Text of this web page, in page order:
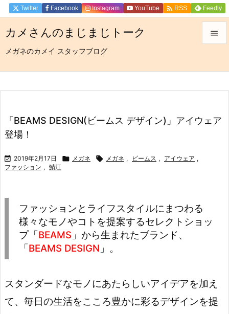
カメさんのまじまじトーク
メガネのカメイ スタッフブログ

サイド
前へ
Twitter Facebook Instagram YouTube  RSS Feedly
「BEAMS DESIGN(ビームス デザイン)」アイウェア
登場！
 2019年2月17日  メガネ  メガネ , ビームス , アイウェア ,
ファッション , 鯖江
ファッションとライフスタイルにまつわる
様々なモノやコトを提案するセレクトショッ
プ「BEAMS 」から生まれたブランド、
「BEAMS DESIGN 」。
スタンダードなモノにあたらしいアイデアを加え
て、毎日の生活をこころ豊かに彩るデザインを提